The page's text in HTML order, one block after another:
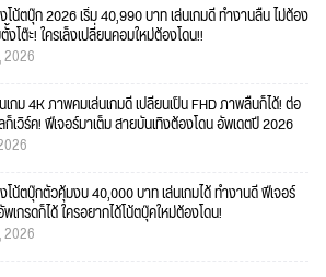
โน้ตบุ๊ก 2026 เริ่ม 40,990 บาท เล่นเกมดี ทำงานลื่น ไม่ต้อง
โต๊ะ! ใครเล็งเปลี่ยนคอมใหม่ต้องโดน!!
2026
เกม 4K ภาพคมเล่นเกมดี เปลี่ยนเป็น FHD ภาพลื่นก็ได้! ต่อ
เวิร์ค! ฟีเจอร์มาเต็ม สายบันเทิงต้องโดน อัพเดตปี 2026
โน้ตบุ๊กตัวคุ้มงบ 40,000 บาท เล่นเกมได้ ทำงานดี ฟีเจอร์
เกรดก็ได้ ใครอยากได้โน้ตบุ๊คใหม่ต้องโดน!
2026